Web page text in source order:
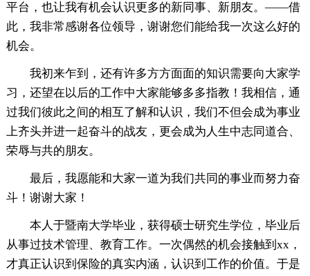
平台，也让我有机会认识更多的新同事、新朋友。——借
此，我非常感谢各位领导，谢谢您们能给我一次这么好的
机会。
我初来乍到，还有许多方方面面的知识需要向大家学
习，还望在以后的工作中大家能够多多指教！我相信，通
过我们彼此之间的相互了解和认识，我们不但会成为事业
上齐头并进一起奋斗的战友，更会成为人生中志同道合、
荣辱与共的朋友。
最后，我愿能和大家一道为我们共同的事业而努力奋
斗！谢谢大家！
本人于暨南大学毕业，获得硕士研究生学位，毕业后
从事过技术管理、教育工作。一次偶然的机会接触到xx，
才真正认识到保险的真实内涵，认识到工作的价值。于是